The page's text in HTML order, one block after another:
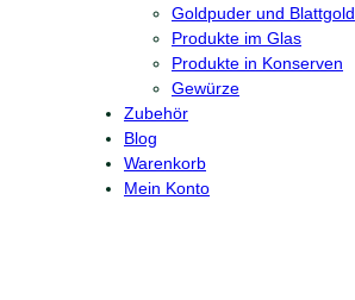
Goldpuder und Blattgold
Produkte im Glas
Produkte in Konserven
Gewürze
Zubehör
Blog
Warenkorb
Mein Konto